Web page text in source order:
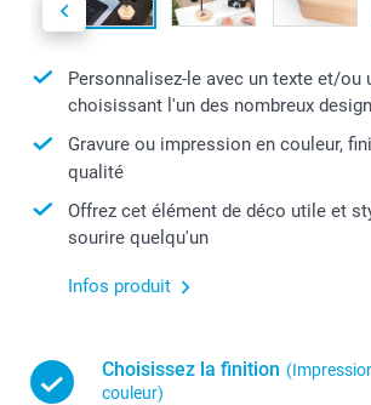
Personnalisez-le avec un texte et/ou
choisissant l'un des nombreux
Gravure ou impression en couleur,
qualité
Offrez cet élément de déco utile et
sourire quelqu'un
Infos produit
Choisissez la finition
couleur)